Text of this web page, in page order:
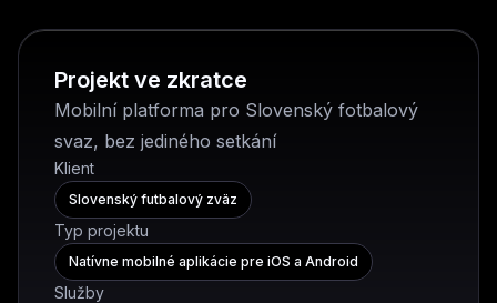
Projekt ve zkratce
Mobilní platforma pro Slovenský fotbalový
svaz, bez jediného setkání
Klient
Slovenský futbalový zväz
Typ projektu
Natívne mobilné aplikácie pre iOS a Android
Služby